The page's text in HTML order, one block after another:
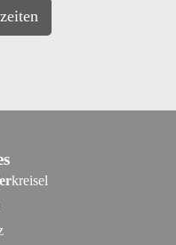
kreisel